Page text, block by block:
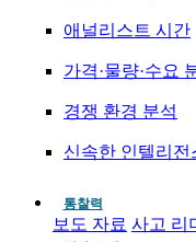
애널리스트 시간
가격·물량·수요
경쟁 환경 분석
신속한 인텔리전
통찰력
보도 자료 사고 리